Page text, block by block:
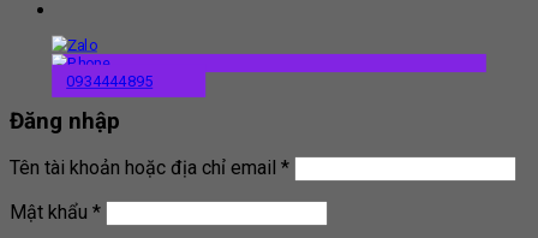
0934444895
Đăng nhập
Tên tài khoản hoặc địa chỉ email *
Mật khẩu *